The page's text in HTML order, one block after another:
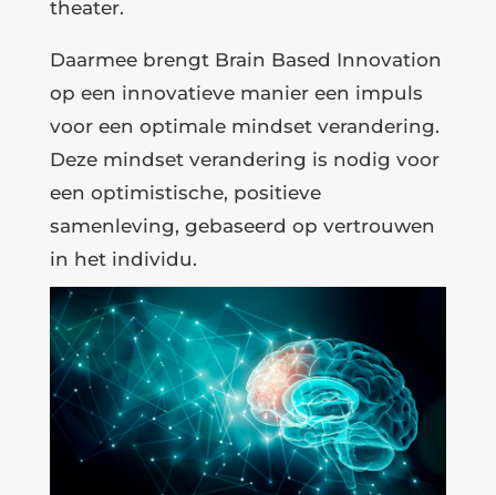
theater.
Daarmee brengt Brain Based Innovation
op een innovatieve manier een impuls
voor een optimale mindset verandering.
Deze mindset verandering is nodig voor
een optimistische, positieve
samenleving, gebaseerd op vertrouwen
in het individu.